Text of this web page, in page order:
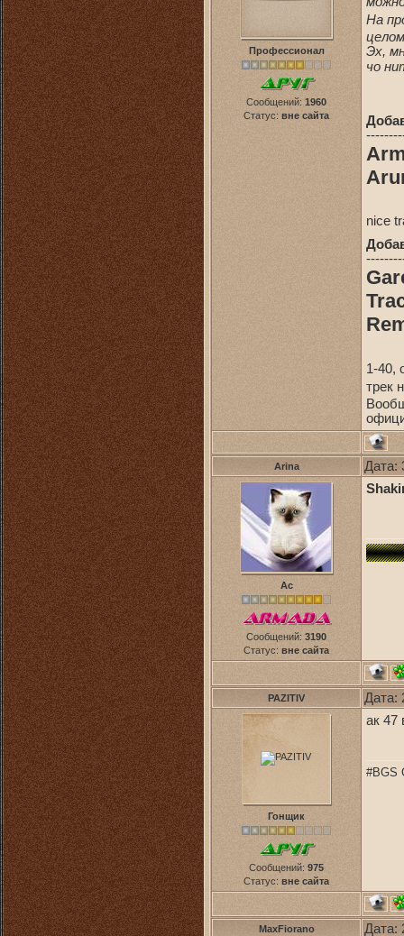
Профессионал
Сообщений: 1960
Статус: вне сайта
На
Эх,
чо
nice
1-40,
трек
Arina Дата:
Ас
Сообщений: 3190
Статус: вне сайта
PAZITIV Дата:
Гонщик
Сообщений: 975
Статус: вне сайта
ак
#BGS
MaxFiorano Дата: